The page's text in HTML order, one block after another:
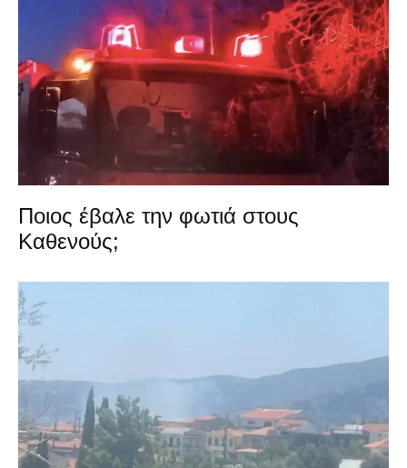
Ποιος έβαλε την φωτιά στους
Καθενούς;